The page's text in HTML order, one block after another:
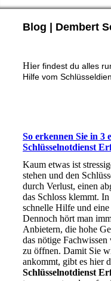
Blog | Dembert
Hier findest du alles
Hilfe vom
So erkennen Sie in 3
Schlüsselnotdienst
Kaum etwas ist
stehen und den
durch Verlust, einen
das Schloss klemmt.
schnelle Hilfe und eine
Dennoch hört man
Anbietern, die hohe
das nötige
zu öffnen. Damit Sie
ankommt, gibt es hier
Schlüsselnotdienst